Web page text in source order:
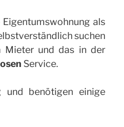
Eigentumswohnung als
suchen
Mieter und das in der
Service.
und benötigen einige